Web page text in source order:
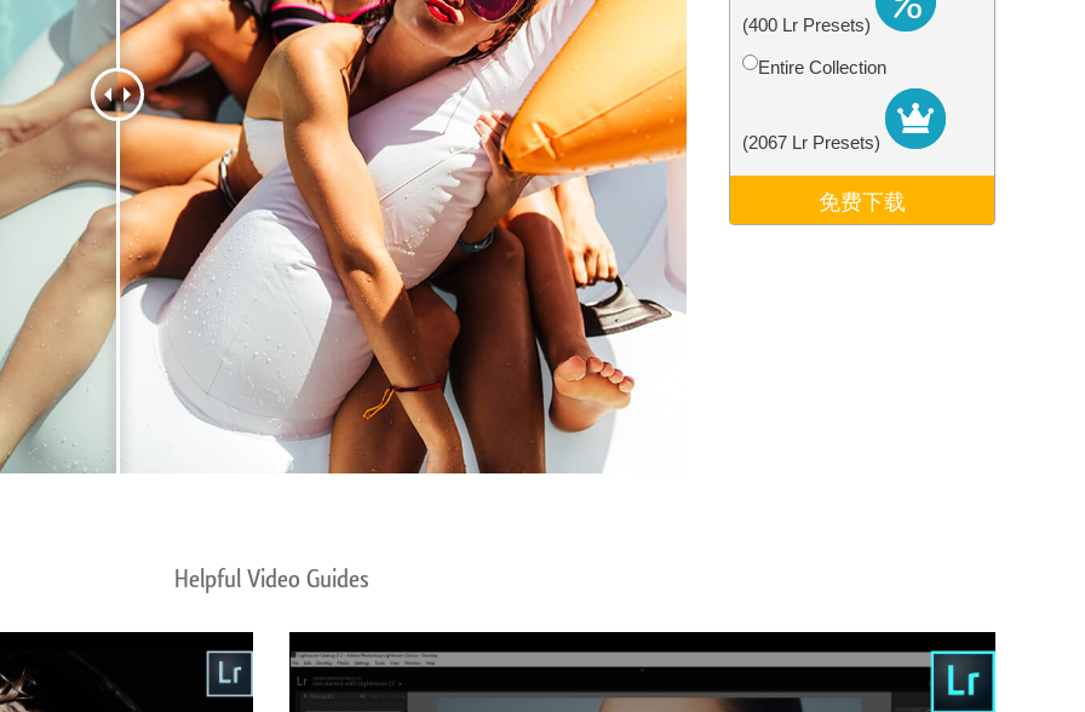
修图服务 珠宝修饰服务 AI训练数据 Video Editing Services(400 Lr Presets)
Entire Collection
(2067 Lr Presets)
免费下载
Helpful Video Guides